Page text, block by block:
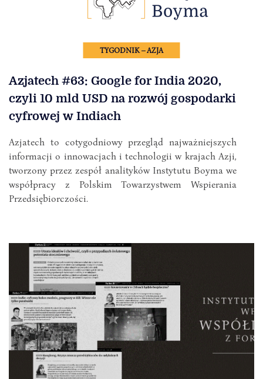
TYGODNIK – AZJA
Azjatech #63: Google for India 2020,
czyli 10 mld USD na rozwój gospodarki
cyfrowej w Indiach
Azjatech to cotygodniowy przegląd najważniejszych
informacji o innowacjach i technologii w krajach Azji,
tworzony przez zespół analityków Instytutu Boyma we
współpracy z Polskim Towarzystwem Wspierania
Przedsiębiorczości.